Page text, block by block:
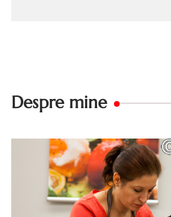
Despre mine